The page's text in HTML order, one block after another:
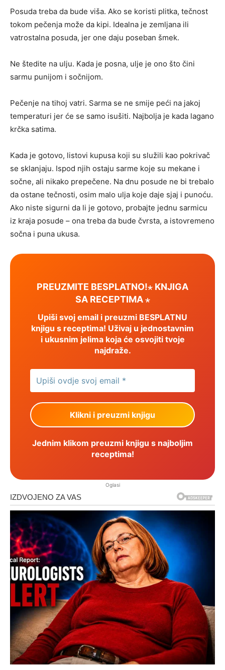
Posuda treba da bude viša. Ako se koristi plitka, tečnost
tokom pečenja može da kipi. Idealna je zemljana ili
vatrostalna posuda, jer one daju poseban šmek.
Ne štedite na ulju. Kada je posna, ulje je ono što čini
sarmu punijom i sočnijom.
Pečenje na tihoj vatri. Sarma se ne smije peći na jakoj
temperaturi jer će se samo isušiti. Najbolja je kada lagano
krčka satima.
Kada je gotovo, listovi kupusa koji su služili kao pokrivač
se sklanjaju. Ispod njih ostaju sarme koje su mekane i
sočne, ali nikako prepečene. Na dnu posude ne bi trebalo
da ostane tečnosti, osim malo ulja koje daje sjaj i punoću.
Ako niste sigurni da li je gotovo, probajte jednu sarmicu
iz kraja posude – ona treba da bude čvrsta, a istovremeno
sočna i puna ukusa.
PREUZMITE BESPLATNO!⋆ KNJIGA
SA RECEPTIMA ⋆
Upiši svoj email i preuzmi BESPLATNU
knjigu s receptima! Uživaj u jednostavnim
i ukusnim jelima koja će osvojiti tvoje
najdraže.
Jednim klikom preuzmi knjigu s najboljim
receptima!
Oglasi